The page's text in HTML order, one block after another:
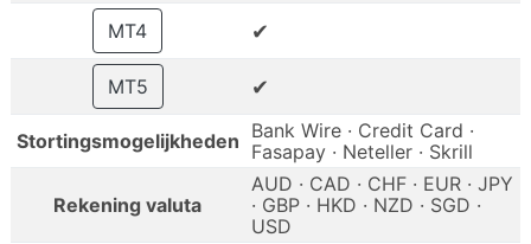
MT4
✔
MT5 ✔
Stortingsmogelijkheden Bank Wire · Credit Card ·
Fasapay · Neteller · Skrill
Rekening valuta
AUD · CAD · CHF · EUR · JPY
· GBP · HKD · NZD · SGD ·
USD